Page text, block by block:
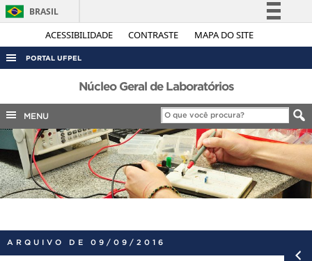
ACESSIBILIDADE CONTRASTE MAPA DO SITE
BRASIL
Simplifique!
Legislação
Canais
PORTAL UFPEL
ACESSO À INFORMAÇÃO
AUDITORIA
COBALTO
CONCURSOS
EDITAIS
INTERNACIONAL
PORTARIAS
Núcleo Geral de Laboratórios
MENU
ARQUIVO DE 09/09/2016